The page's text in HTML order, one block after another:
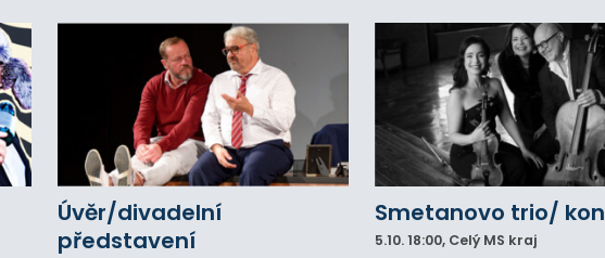
Úvěr/divadelní
představení
Smetanovo trio/
5.10.18:00, Celý MS kraj